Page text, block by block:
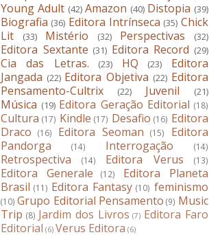
Young Adult (42) Amazon (40) Distopia (39)
Biografia (36) Editora Intrínseca (35) Chick
Lit
(33) Mistério (32) Perspectivas (32)
Editora Sextante (31) Editora Record (29)
Cia das Letras. (23) HQ (23)
Editora
Jangada (22) Editora Objetiva (22) Editora
Pensamento-Cultrix
(22) Juvenil (21)
Música (19) Editora Geração Editorial (18)
Cultura (17) Kindle (17) Desafio (16) Editora
Draco
(16) Editora Seoman (15)
Editora
Pandorga
(14) Interrogação (14)
Retrospectiva (14) Editora Verus (13)
Editora Generale (12)
Editora Planeta
Brasil (11) Editora Fantasy (10) feminismo
(10) Grupo Editorial Pensamento (9) Music
Trip (8) Jardim dos Livros (7) Editora Faro
Editorial (6) Verus Editora (6)